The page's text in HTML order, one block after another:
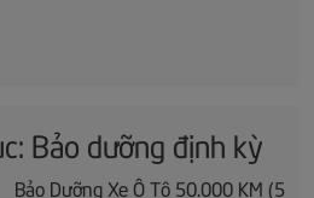
Bảo dưỡng định kỳ
Bảo Dưỡng Xe Ô Tô 50.000 KM (5